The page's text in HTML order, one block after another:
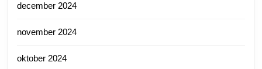
december 2024
november 2024
oktober 2024